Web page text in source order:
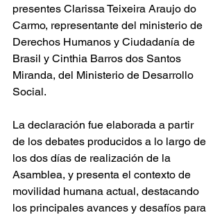
presentes Clarissa Teixeira Araujo do
Carmo, representante del ministerio de
Derechos Humanos y Ciudadanía de
Brasil y Cinthia Barros dos Santos
Miranda, del Ministerio de Desarrollo
Social.
La declaración fue elaborada a partir
de los debates producidos a lo largo de
los dos días de realización de la
Asamblea, y presenta el contexto de
movilidad humana actual, destacando
los principales avances y desafíos para